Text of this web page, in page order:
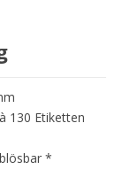
130 Etiketten
*